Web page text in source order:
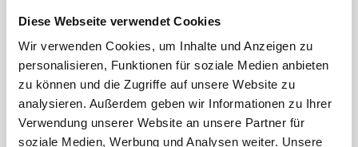
Diese Webseite verwendet Cookies
Wir verwenden Cookies, um Inhalte und Anzeigen zu
personalisieren, Funktionen für soziale Medien anbieten
zu können und die Zugriffe auf unsere Website zu
analysieren. Außerdem geben wir Informationen zu Ihrer
Verwendung unserer Website an unsere Partner für
soziale Medien, Werbung und Analysen weiter. Unsere
Fleisch, Wild, Wurstwaren und gereifte Käsesorten.
Serviertemperatur: 16-18° C Volumen: 13 %